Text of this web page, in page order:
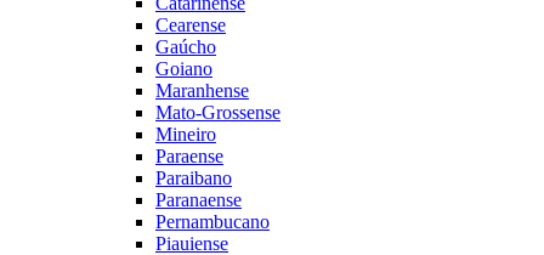
Cearense
Gaúcho
Goiano
Maranhense
Mato-Grossense
Mineiro
Paraense
Paraibano
Paranaense
Pernambucano
Piauiense